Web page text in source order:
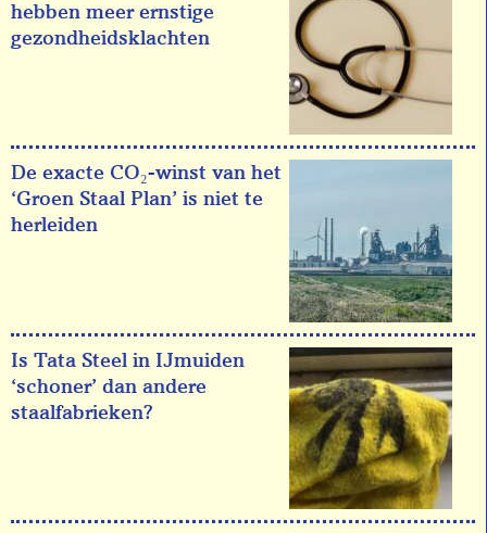
hebben meer ernstige
gezondheidsklachten
De exacte CO₂-winst van het
‘Groen Staal Plan’ is niet te
herleiden
Is Tata Steel in IJmuiden
‘schoner’ dan andere
staalfabrieken?